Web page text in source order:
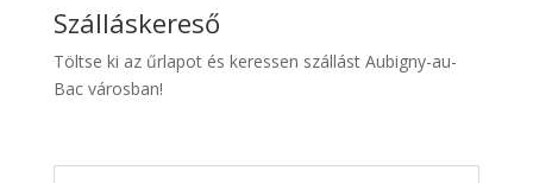
Szálláskereső
Töltse ki az űrlapot és keressen szállást Aubigny-au-
Bac városban!